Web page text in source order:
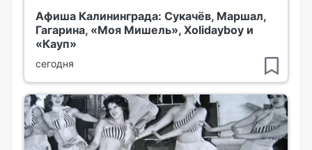
Афиша Калининграда: Сукачёв, Маршал,
Гагарина, «Моя Мишель», Xolidayboy и
«Кауп»
сегодня